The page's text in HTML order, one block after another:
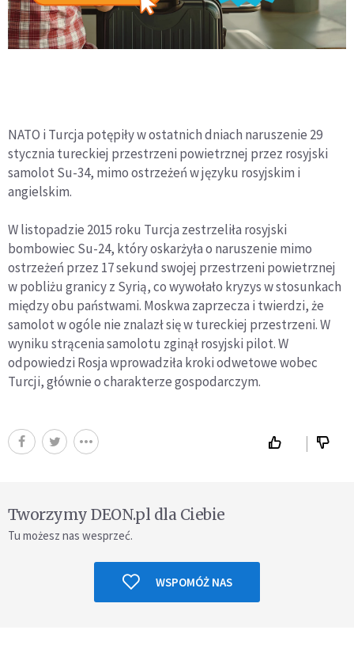
NATO i Turcja potępiły w ostatnich dniach naruszenie 29
stycznia tureckiej przestrzeni powietrznej przez rosyjski
samolot Su-34, mimo ostrzeżeń w języku rosyjskim i
angielskim.
W listopadzie 2015 roku Turcja zestrzeliła rosyjski
bombowiec Su-24, który oskarżyła o naruszenie mimo
ostrzeżeń przez 17 sekund swojej przestrzeni powietrznej
w pobliżu granicy z Syrią, co wywołało kryzys w stosunkach
między obu państwami. Moskwa zaprzecza i twierdzi, że
samolot w ogóle nie znalazł się w tureckiej przestrzeni. W
wyniku strącenia samolotu zginął rosyjski pilot. W
odpowiedzi Rosja wprowadziła kroki odwetowe wobec
Turcji, głównie o charakterze gospodarczym.
Tworzymy DEON.pl dla Ciebie
Tu możesz nas wesprzeć.
WSPOMÓŻ NAS